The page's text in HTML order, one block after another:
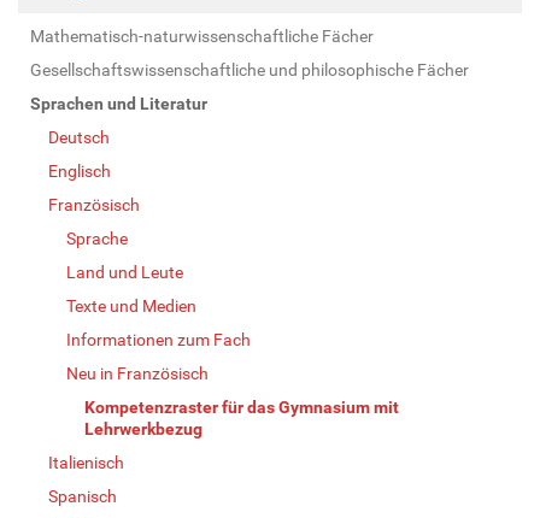
Mathematisch-naturwissenschaftliche Fächer
Gesellschaftswissenschaftliche und philosophische Fächer
Sprachen und Literatur
Deutsch
Englisch
Französisch
Sprache
Land und Leute
Texte und Medien
Informationen zum Fach
Neu in Französisch
Kompetenzraster für das Gymnasium mit
Lehrwerkbezug
Italienisch
Spanisch